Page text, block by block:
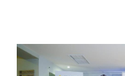
179 centros
216 profesionales de